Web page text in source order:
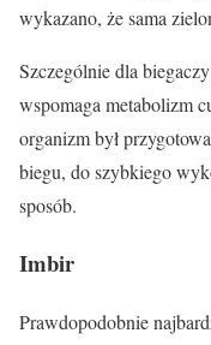
wykazano, że sama
Szczególnie dla
wspomaga metabolizm
organizm był
biegu, do szybkiego
sposób.
Imbir
Prawdopodobnie